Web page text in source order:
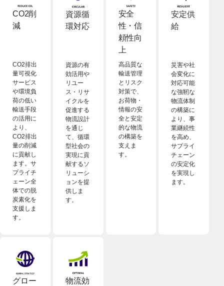
CO2削
減
CO2排出
量可視化
サービス
や環境負
荷の低い
輸送手段
の活用に
より、
CO2排出
量の削減
に貢献し
ます。サ
プライチ
ェーン全
体での脱
炭素化を
支援しま
す。
資源循
環対応
資源の有
効活用や
リユー
ス・リサ
イクルを
促進する
物流設計
を通じ
て、循環
型社会の
実現に貢
献するソ
リューシ
ョンを提
供しま
す。
安全
性・信
頼性向
上
高品質な
輸送管理
とリスク
対策で、
お荷物・
情報の安
全と安定
的な物流
の構築を
支えま
す。
安定供
給
災害や社
会変化に
対応可能
な強靭な
物流体制
の構築に
より、事
業継続性
を高め、
サプライ
チェーン
の安定化
を実現し
ます。
グロー
物流効